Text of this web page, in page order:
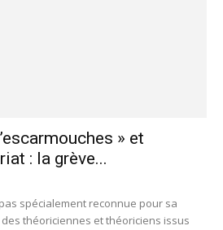
» et
: la grève...
spécialement reconnue pour sa
théoriciennes et théoriciens issus